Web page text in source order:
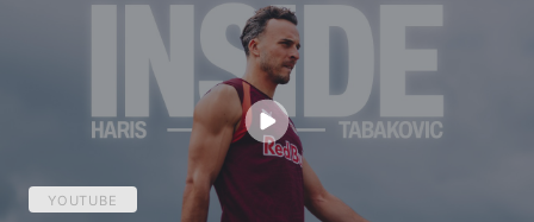
YOUTUBE